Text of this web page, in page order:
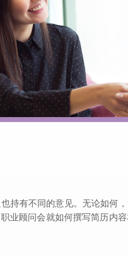
持有不同的意见。无论如何
业顾问会就如何撰写简历内